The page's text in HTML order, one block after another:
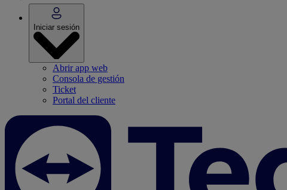
Iniciar sesión
Abrir app web
Consola de gestión
Ticket
Portal del cliente